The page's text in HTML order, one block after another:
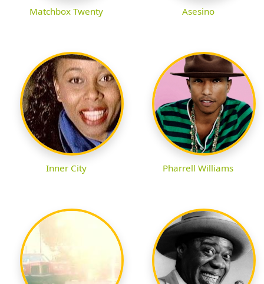
Matchbox Twenty Asesino
Inner City Pharrell Williams